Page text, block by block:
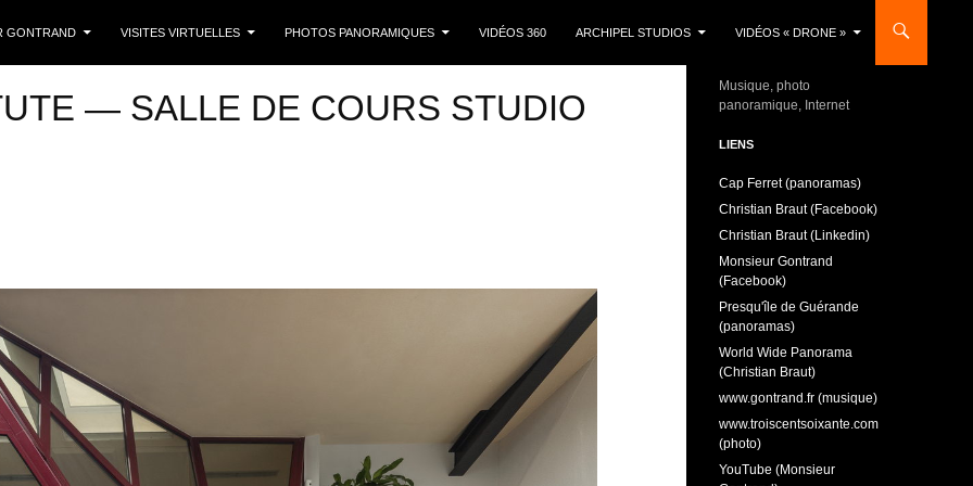
GONTRAND
VISITES VIRTUELLES PHOTOS PANORAMIQUES VIDÉOS 360 ARCHIPEL STUDIOS VIDÉOS « DRONE »
— SALLE DE COURS STUDIO
Musique, photo
panoramique, Internet
LIENS
Cap Ferret (panoramas)
Christian Braut (Facebook)
Christian Braut (Linkedin)
Monsieur Gontrand
(Facebook)
Presqu'île de Guérande
(panoramas)
World Wide Panorama
(Christian Braut)
www.gontrand.fr (musique)
www.troiscentsoixante.com
(photo)
YouTube (Monsieur